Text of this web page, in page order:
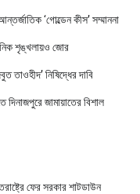
‘গোল্ডেন কীস’ সম্মাননা
শৃঙ্খলায়ও জোর
তাওহীদ’ নিষিদ্ধের দাবি
জামায়াতের বিশাল
ফের সরকার শাটডাউন